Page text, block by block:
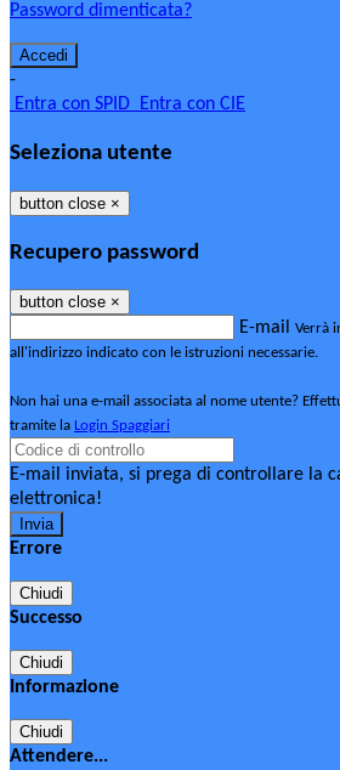
Password dimenticata?
-
Entra con SPID Entra con CIE
Seleziona utente
button close ×
Recupero password
button close ×
E-mail Verrà
all'indirizzo indicato con le istruzioni necessarie.
Non hai una e-mail associata al nome utente?
tramite la Login Spaggiari
E-mail inviata, si prega di controllare la
elettronica!
Errore
Chiudi
Successo
Chiudi
Informazione
Chiudi
Attendere...